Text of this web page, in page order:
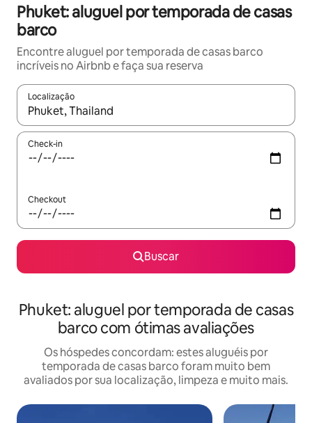
Phuket: aluguel por temporada de casas
barco
Encontre aluguel por temporada de casas barco
incríveis no Airbnb e faça sua reserva
Localização
Quando os resultados estiverem disponíveis, explore-os
Check-in
Checkout
Buscar
Phuket: aluguel por temporada de casas
barco com ótimas avaliações
Os hóspedes concordam: estes aluguéis por
temporada de casas barco foram muito bem
avaliados por sua localização, limpeza e muito mais.